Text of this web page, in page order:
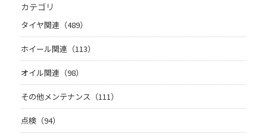
カテゴリ
タイヤ関連（489）
ホイール関連（113）
オイル関連（98）
その他メンテナンス（111）
点検（94）